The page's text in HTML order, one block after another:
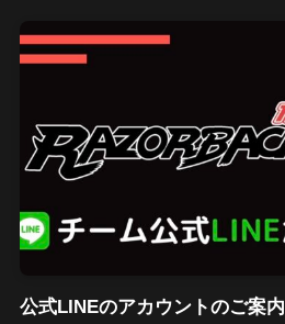
公式LINEのアカウントのご案内